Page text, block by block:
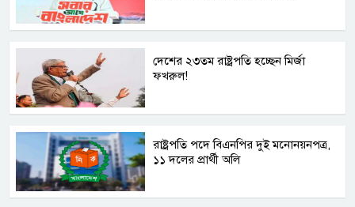
দেশের ২৩তম রাষ্ট্রপতি হচ্ছেন মির্জা
ফখরুল!
রাষ্ট্রপতি পদে বিএনপির দুই মনোনয়নপত্র,
১১ দলের প্রার্থী অলি